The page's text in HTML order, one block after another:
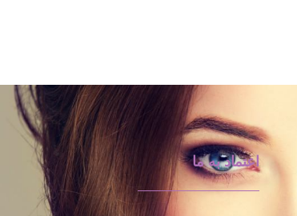
اعتماد به ما